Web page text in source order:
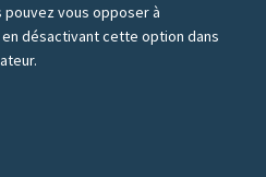
pouvez vous opposer à
désactivant cette option dans